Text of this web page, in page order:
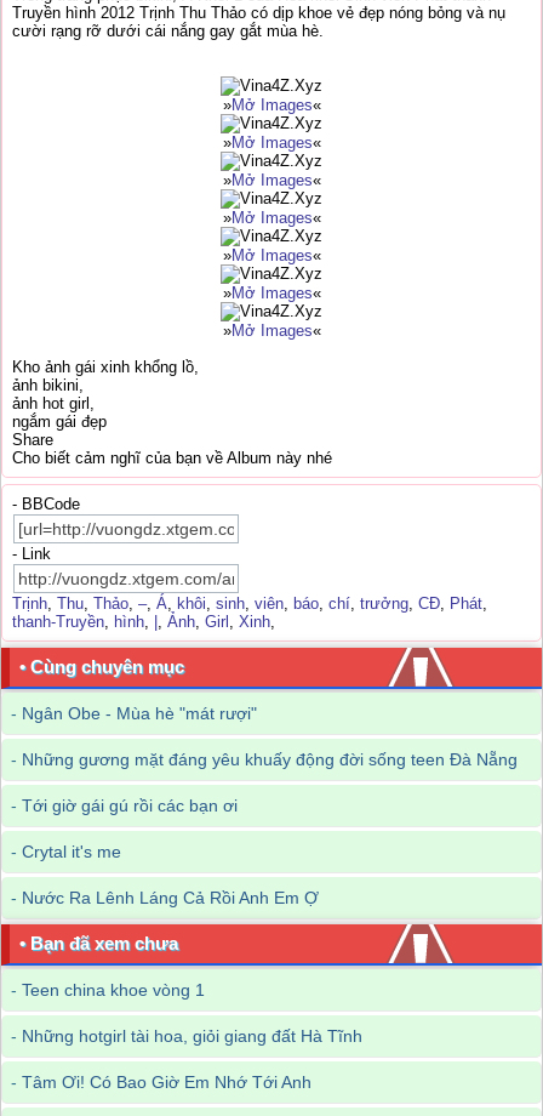
Truyền hình 2012 Trịnh Thu Thảo có dịp khoe vẻ đẹp nóng bỏng và nụ
cười rạng rỡ dưới cái nắng gay gắt mùa hè.
»Mở Images«
»Mở Images«
»Mở Images«
»Mở Images«
»Mở Images«
»Mở Images«
»Mở Images«
Kho ảnh gái xinh khổng lồ,
ảnh bikini,
ảnh hot girl,
ngắm gái đẹp
Share
Cho biết cảm nghĩ của bạn về Album này nhé
- BBCode
- Link
Trịnh, Thu, Thảo, –, Á, khôi, sinh, viên, báo, chí, trưởng, CĐ, Phát,
thanh-Truyền, hình, , Ảnh, Girl , Xinh,
• Cùng chuyên mục
- Ngân Obe - Mùa hè "mát rượi"
- Những gương mặt đáng yêu khuấy động đời sống teen Đà Nẵng
- Tới giờ gái gú rồi các bạn ơi
- Crytal it's me
- Nước Ra Lênh Láng Cả Rồi Anh Em Ợ
• Bạn đã xem chưa
- Teen china khoe vòng 1
- Những hotgirl tài hoa, giỏi giang đất Hà Tĩnh
- Tâm Ơi! Có Bao Giờ Em Nhớ Tới Anh